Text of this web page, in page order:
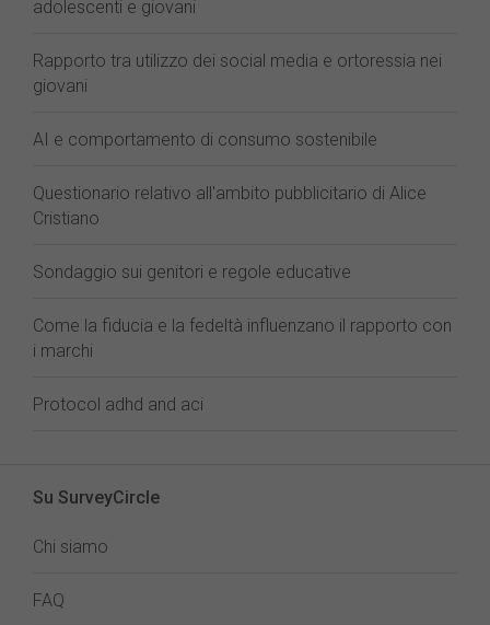
adolescenti e giovani
Rapporto tra utilizzo dei social media e ortoressia nei
giovani
AI e comportamento di consumo sostenibile
Questionario relativo all'ambito pubblicitario di Alice
Cristiano
Sondaggio sui genitori e regole educative
Come la fiducia e la fedeltà influenzano il rapporto con
i marchi
Protocol adhd and aci
Su SurveyCircle
Chi siamo
FAQ